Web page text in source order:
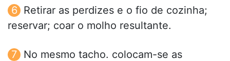
Retirar as perdizes e o fio de cozinha;
reservar; coar o molho resultante.
No mesmo tacho. colocam-se as